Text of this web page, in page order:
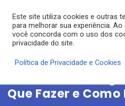
Que Fazer e Como
Este site utiliza cookies e outras
para melhorar sua experiência.
você concorda com o uso dos
privacidade do site.
Política de Privacidade e Cookies